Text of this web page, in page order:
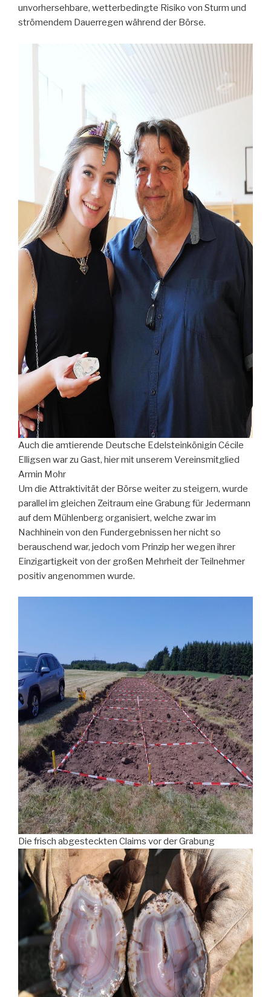
unvorhersehbare, wetterbedingte Risiko von Sturm und
strömendem Dauerregen während der Börse.
Auch die amtierende Deutsche Edelsteinkönigin Cécile
Elligsen war zu Gast, hier mit unserem Vereinsmitglied
Armin Mohr
Um die Attraktivität der Börse weiter zu steigern, wurde
parallel im gleichen Zeitraum eine Grabung für Jedermann
auf dem Mühlenberg organisiert, welche zwar im
Nachhinein von den Fundergebnissen her nicht so
berauschend war, jedoch vom Prinzip her wegen ihrer
Einzigartigkeit von der großen Mehrheit der Teilnehmer
positiv angenommen wurde.
Die frisch abgesteckten Claims vor der Grabung